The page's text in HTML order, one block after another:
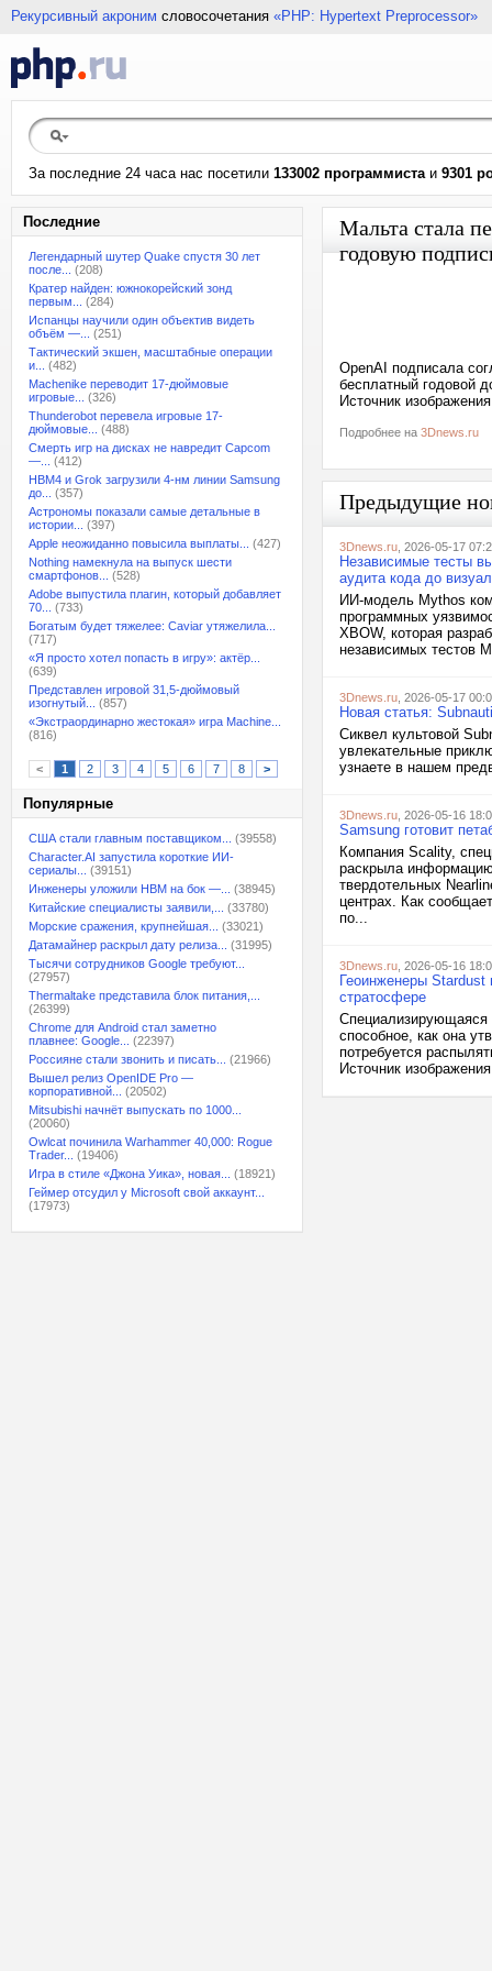
Рекурсивный акроним словосочетания «PHP: Hypertext Preprocessor»
За последние 24 часа нас посетили 133002 программистаи 9301
Последние
Легендарный шутер Quake спустя 30 лет
после...
(208)
Кратер найден: южнокорейский зонд
первым...
(284)
Испанцы научили один объектив видеть
объём —...
(251)
Тактический экшен, масштабные операции
и...
(482)
Machenike переводит 17-дюймовые
игровые...
(326)
Thunderobot перевела игровые 17-
дюймовые...
(488)
Смерть игр на дисках не навредит Capcom
—...
(412)
HBM4 и Grok загрузили 4-нм линии Samsung
до...
(357)
Астрономы показали самые детальные в
истории...
(397)
Apple неожиданно повысила выплаты...
(427)
Nothing намекнула на выпуск шести
смартфонов...
(528)
Adobe выпустила плагин, который добавляет
70...
(733)
Богатым будет тяжелее: Caviar утяжелила...
(717)
«Я просто хотел попасть в игру»: актёр...
(639)
Представлен игровой 31,5-дюймовый
изогнутый...
(857)
«Экстраординарно жестокая» игра Machine...
(816)
< 1 2 3 4 5 6 7 8 >
Популярные
США стали главным поставщиком...
(39558)
Character.AI запустила короткие ИИ-
сериалы...
(39151)
Инженеры уложили HBM на бок —...
(38945)
Китайские специалисты заявили,...
(33780)
Морские сражения, крупнейшая...
(33021)
Датамайнер раскрыл дату релиза...
(31995)
Тысячи сотрудников Google требуют...
(27957)
Thermaltake представила блок питания,...
(26399)
Chrome для Android стал заметно
плавнее: Google...
(22397)
Россияне стали звонить и писать...
(21966)
Вышел релиз OpenIDE Pro —
корпоративной...
(20502)
Mitsubishi начнёт выпускать по 1000...
(20060)
Owlcat починила Warhammer 40,000: Rogue
Trader...
(19406)
Игра в стиле «Джона Уика», новая...
(18921)
Геймер отсудил у Microsoft свой аккаунт...
(17973)
Мальта стала
годовую
OpenAI подписала
бесплатный годовой
Источник
Подробнее на 3Dnews.ru
Предыдущие
3Dnews.ru , 2026-05-17
Независимые тесты
аудита кода до
ИИ-модель Mythos
программных
XBOW, которая
независимых тестов
3Dnews.ru , 2026-05-17
Новая статья:
Сиквел культовой
увлекательные
узнаете в нашем
3Dnews.ru , 2026-05-16
Samsung готовит
Компания Scality,
раскрыла информацию
твердотельных
центрах. Как
по...
3Dnews.ru , 2026-05-16
Геоинженеры
стратосфере
Специализирующаяся
способное, как она
потребуется
Источник